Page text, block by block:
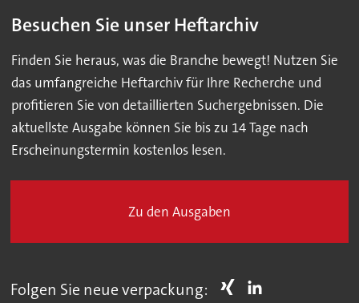
Besuchen Sie unser Heftarchiv
Finden Sie heraus, was die Branche bewegt! Nutzen Sie
das umfangreiche Heftarchiv für Ihre Recherche und
profitieren Sie von detaillierten Suchergebnissen. Die
aktuellste Ausgabe können Sie bis zu 14 Tage nach
Erscheinungstermin kostenlos lesen.
Zu den Ausgaben
Folgen Sie neue verpackung: